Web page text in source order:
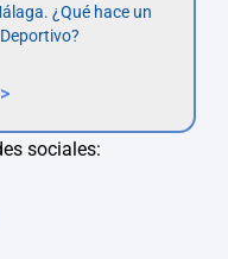
¿Qué hace un
sociales: